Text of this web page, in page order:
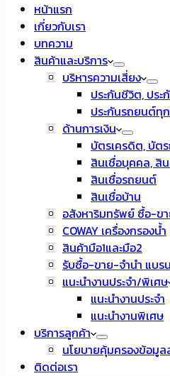
หน้าแรก
เกี่ยวกับเรา
บทความ
สินค้าและบริการ
บริหารความเสี่ยง
ประกันชีวิต, ปร
ประกันรถยนต์ทุ
ด้านการเงิน
บัตรเครดิต, บัต
สินเชื่อบุคคล, สิ
สินเชื่อรถยนต์
สินเชื่อบ้าน
อสังหาริมทรัพย์ ซื้อ-ข
COWAY เครื่องกรองน้ำ
สินค้ามือ1และมือ2
รับซื้อ-ขาย-จำนำ แบร
แนะนำงานประจำ/พิเศษ
แนะนำงานประจำ
แนะนำงานพิเศษ
บริการลูกค้า
นโยบายคุ้มครองข้อมู
ติดต่อเรา